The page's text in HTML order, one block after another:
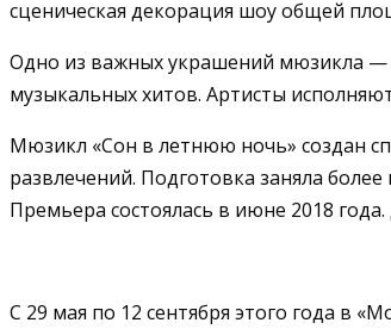
сценическая декорация шоу общей
Одно из важных украшений мюзикла —
музыкальных хитов. Артисты
Мюзикл «Сон в летнюю ночь» создан
развлечений. Подготовка заняла
Премьера состоялась в июне 2018
С 29 мая по 12 сентября этого года в